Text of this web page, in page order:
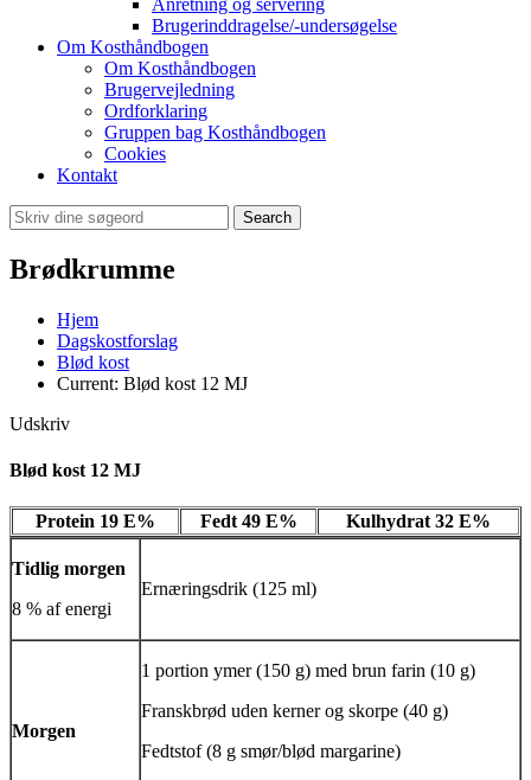
Anretning og servering
Brugerinddragelse/-undersøgelse
Om Kosthåndbogen
Om Kosthåndbogen
Brugervejledning
Ordforklaring
Gruppen bag Kosthåndbogen
Cookies
Kontakt
Search
Brødkrumme
Hjem
Dagskostforslag
Blød kost
Current: Blød kost 12 MJ
Udskriv
Blød kost 12 MJ
Protein 19 E% Fedt 49 E% Kulhydrat 32 E%
Tidlig morgen
8 % af energi
Ernæringsdrik (125 ml)
Morgen
1 portion ymer (150 g) med brun farin (10 g)
Franskbrød uden kerner og skorpe (40 g)
Fedtstof (8 g smør/blød margarine)